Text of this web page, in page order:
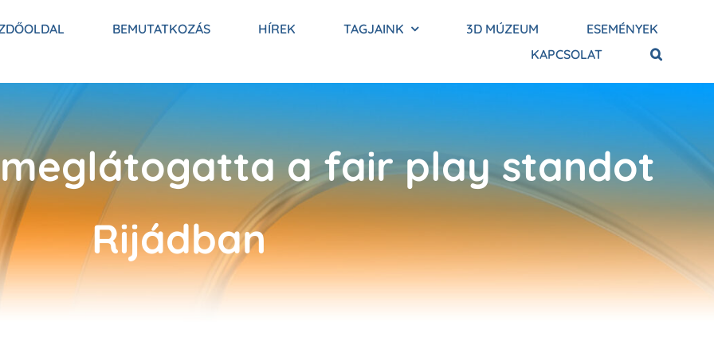
BEMUTATKOZÁS HÍREK TAGJAINK 3D MÚZEUM
ESEMÉNYEK
KAPCSOLAT
a fair play standot
Rijádban